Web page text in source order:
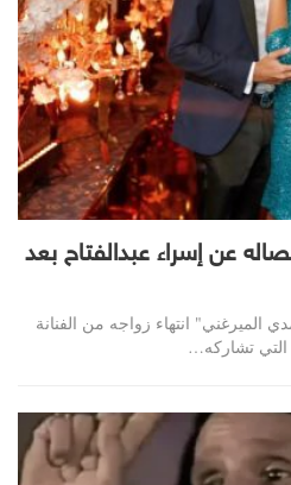
عن إسراء عبدالفتاح بعد
الميرغني" انتهاء زواجه من الفنانة
التي تشاركه…